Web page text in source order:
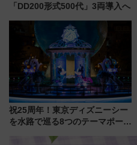
「DD200形式500代」3両導入へ
祝25周年！東京ディズニーシー
を水路で巡る8つのテーマポート